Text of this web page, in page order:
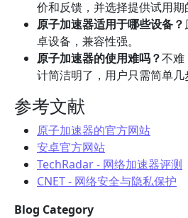
价和反馈，并选择提供试用期
原子加速器适用于哪些设备？
卓设备，兼容性强。
原子加速器的使用难吗？不难
计简洁明了，用户只需简单几
参考文献
原子加速器的官方网站
安卓官方网站
TechRadar - 网络加速器评测
CNET - 网络安全与隐私保护
Blog Category